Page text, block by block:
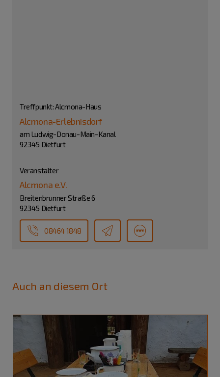
Treffpunkt: Alcmona-Haus
Alcmona-Erlebnisdorf
am Ludwig-Donau-Main-Kanal
92345 Dietfurt
Veranstalter
Alcmona e.V.
Breitenbrunner Straße 6
92345 Dietfurt
08464 1848
Auch an diesem Ort